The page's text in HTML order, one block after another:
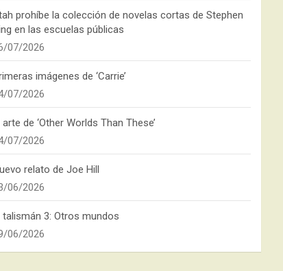
prohíbe la colección de novelas cortas de Stephen
en las escuelas públicas
07/2026
imágenes de ‘Carrie’
07/2026
arte de ‘Other Worlds Than These’
07/2026
relato de Joe Hill
06/2026
talismán 3: Otros mundos
06/2026